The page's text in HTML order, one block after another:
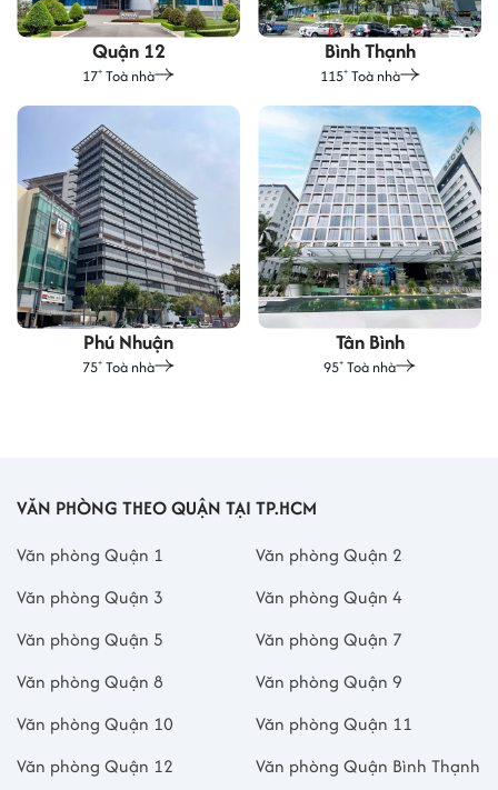
Quận 12
17+ Toà nhà
Bình Thạnh
115+Toà nhà
Phú Nhuận
75+ Toà nhà
Tân Bình
95+ Toà nhà
VĂN PHÒNG THEO QUẬN TẠI TP.HCM
Văn phòng Quận 1
Văn phòng Quận 2
Văn phòng Quận 3
Văn phòng Quận 4
Văn phòng Quận 5
Văn phòng Quận 7
Văn phòng Quận 8
Văn phòng Quận 9
Văn phòng Quận 10
Văn phòng Quận 11
Văn phòng Quận 12
Văn phòng Quận Bình Thạnh